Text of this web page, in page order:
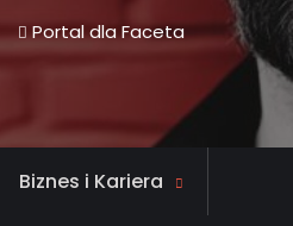
Portal dla Faceta
Biznes i Kariera